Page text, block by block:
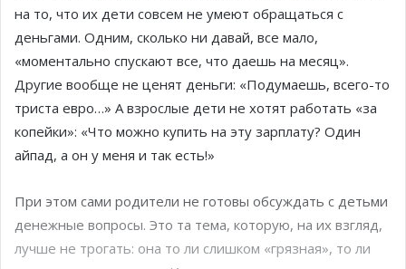
на то, что их дети совсем не умеют обращаться с
деньгами. Одним, сколько ни давай, все мало,
«моментально спускают все, что даешь на месяц».
Другие вообще не ценят деньги: «Подумаешь, всего-то
триста евро…» А взрослые дети не хотят работать «за
копейки»: «Что можно купить на эту зарплату? Один
айпад, а он у меня и так есть!»
При этом сами родители не готовы обсуждать с детьми
денежные вопросы. Это та тема, которую, на их взгляд,
лучше не трогать: она то ли слишком «грязная», то ли